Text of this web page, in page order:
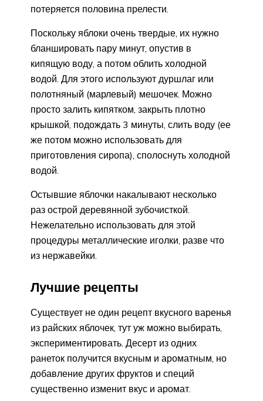
потеряется половина прелести.
Поскольку яблоки очень твердые, их нужно
бланшировать пару минут, опустив в
кипящую воду, а потом облить холодной
водой. Для этого используют дуршлаг или
полотняный (марлевый) мешочек. Можно
просто залить кипятком, закрыть плотно
крышкой, подождать 3 минуты, слить воду (ее
же потом можно использовать для
приготовления сиропа), сполоснуть холодной
водой.
Остывшие яблочки накалывают несколько
раз острой деревянной зубочисткой.
Нежелательно использовать для этой
процедуры металлические иголки, разве что
из нержавейки.
Лучшие рецепты
Существует не один рецепт вкусного варенья
из райских яблочек, тут уж можно выбирать,
экспериментировать. Десерт из одних
ранеток получится вкусным и ароматным, но
добавление других фруктов и специй
существенно изменит вкус и аромат.